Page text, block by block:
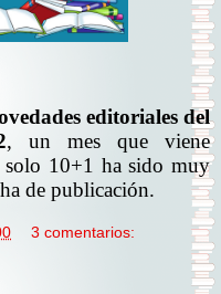
editoriales del
, un mes que viene
solo 10+1 ha sido muy
de publicación.
3 comentarios: